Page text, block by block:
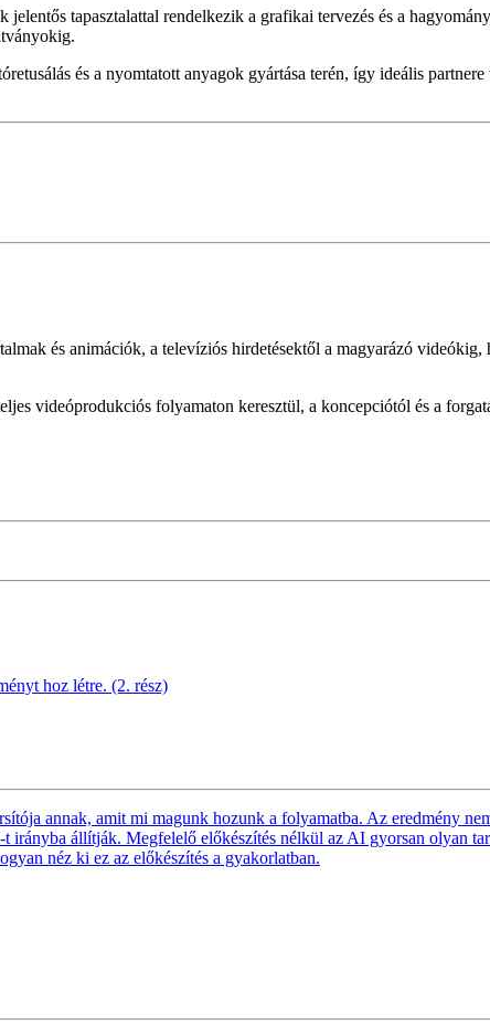
tapasztalattal rendelkezik a grafikai tervezés és a
és a nyomtatott anyagok gyártása terén, így ideális
és animációk, a televíziós hirdetésektől a magyarázó
videóprodukciós folyamaton keresztül, a koncepciótól és a
hoz létre. (2. rész)
annak, amit mi magunk hozunk a folyamatba. Az eredmény
állítják. Megfelelő előkészítés nélkül az AI gyorsan olyan
néz ki ez az előkészítés a gyakorlatban.